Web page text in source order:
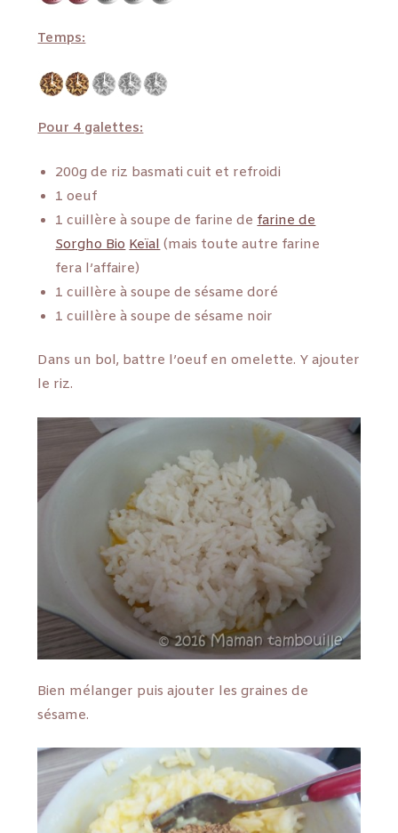
Temps:
Pour 4 galettes:
200g de riz basmati cuit et refroidi
1 oeuf
1 cuillère à soupe de farine de farine de
Sorgho Bio Keïal (mais toute autre farine
fera l’affaire)
1 cuillère à soupe de sésame doré
1 cuillère à soupe de sésame noir
Dans un bol, battre l’oeuf en omelette. Y ajouter
le riz.
Bien mélanger puis ajouter les graines de
sésame.